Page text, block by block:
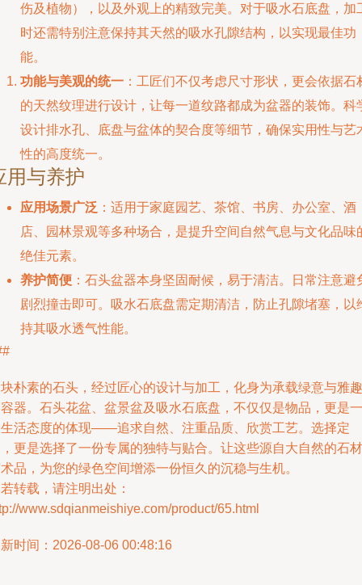
伤及植物），以及外观上的精致完美。对于吸水石底盘，加
时还需特别注意保持其天然的吸水孔隙结构，以实现最佳功
能。
功能与美观的统一 ：工匠们不仅考虑尺寸形状，更会依据石
的天然纹理进行设计，让每一道纹路都成为盆器的装饰。科
设计排水孔、底盘与盆体的契合度等细节，确保实用性与艺
性的高度统一。
用与养护
应用场景广泛 ：适用于家庭园艺、茶馆、书房、办公室、酒
店、园林景观等多种场合，是提升空间自然气息与文化品味
绝佳元素。
养护简便 ：石头盆器本身坚固耐候，易于清洁。日常注意避
剧烈撞击即可。吸水石底盘需定期清洁，防止孔隙堵塞，以
持其吸水透气性能。
朴素的石头，经过匠心的设计与加工，化身为承载绿意与雅趣
器。石头花盆、盆景盆及吸水石底盘，不仅仅是物品，更是一
活态度的体现——追求自然、注重品质、欣赏工艺。选择定
更是选择了一份专属的独特与贴合。让这些源自大自然的石材
品，为您的绿色空间增添一份恒久的沉稳与生机。
转载，请注明出处：
www.sdqianmeishiye.com/product/65.html
时间：2026-08-06 00:48:16